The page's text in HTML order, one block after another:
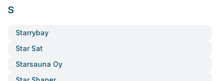
S
Starrybay
Star Sat
Starsauna Oy